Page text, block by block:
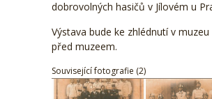
dobrovolných hasičů v Jílovém u
Výstava bude ke zhlédnutí v muzeu
před muzeem.
Související fotografie (2)